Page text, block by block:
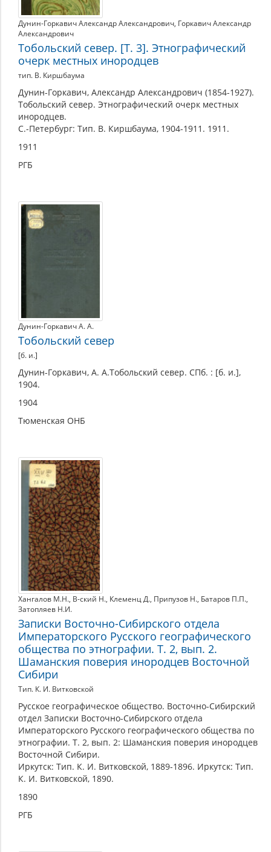
Дунин-Горкавич Александр Александрович, Горкавич Александр
Александрович
Тобольский север. [Т. 3]. Этнографический
очерк местных инородцев
тип. В. Киршбаума
Дунин-Горкавич, Александр Александрович (1854-1927).
Тобольский север. Этнографический очерк местных
инородцев.
С.-Петербург: Тип. В. Киршбаума, 1904-1911. 1911.
1911
РГБ
Дунин-Горкавич А. А.
Тобольский север
[б. и.]
Дунин-Горкавич, А. А.Тобольский север. СПб. : [б. и.],
1904.
1904
Тюменская ОНБ
Хангалов М.Н., В-ский Н., Клеменц Д., Припузов Н., Батаров П.П.,
Затопляев Н.И.
Записки Восточно-Сибирского отдела
Императорского Русского географического
общества по этнографии. Т. 2, вып. 2.
Шаманския поверия инородцев Восточной
Сибири
Тип. К. И. Витковской
Русское географическое общество. Восточно-Сибирский
отдел Записки Восточно-Сибирского отдела
Императорского Русского географического общества по
этнографии. Т. 2, вып. 2: Шаманския поверия инородцев
Восточной Сибири.
Иркутск: Тип. К. И. Витковской, 1889-1896. Иркутск: Тип.
К. И. Витковской, 1890.
1890
РГБ